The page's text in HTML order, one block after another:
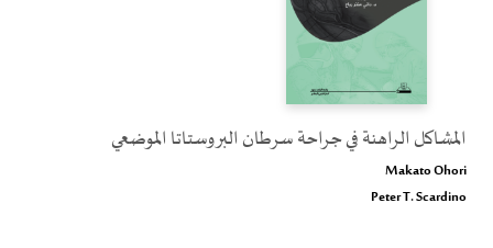
المشاكل الراهنة في جراحة سرطان البروستاتا الموضعي
Makato Ohori
Peter T. Scardino